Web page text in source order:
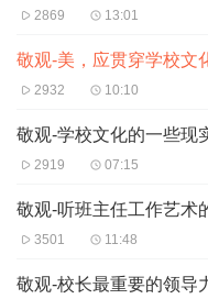
2869 13:01
2932 10:10
2919 07:15
3501 11:48